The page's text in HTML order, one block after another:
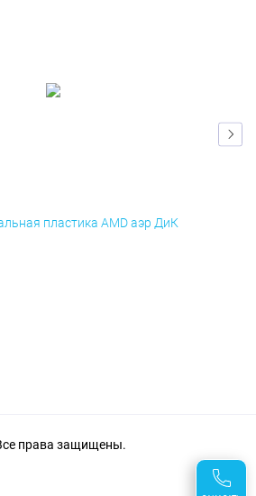
пластика AMD аэр ДиК
права защищены.